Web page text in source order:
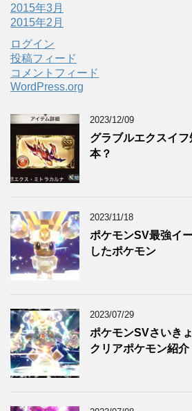
2015年3月
2015年2月
ログイン
投稿フィード
コメントフィード
WordPress.org
2023/12/09
グラブルエクスイ
本？
2023/11/18
ポケモンSV最強イ
したポケモン
2023/07/29
ポケモンSVさいき
クリアポケモン紹介